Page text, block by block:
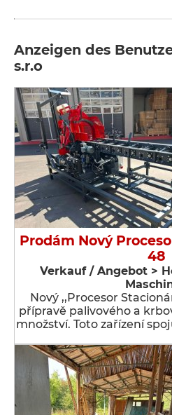
Anzeigen des
s.r.o
Prodám Nový
48
Verkauf / Angebot >
Nový ,,Procesor
přípravě palivového a
množství. Toto zařízení